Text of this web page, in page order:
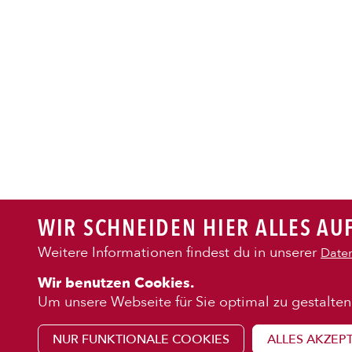
VEGI/
SALATÜber uns
Franchise
WIR SCHNEIDEN HIER ALLES
Weitere Informationen findest du in unserer
Wir benutzen Cookies.
Um unsere Webseite für Sie optimal zu
NUR FUNKTIONALE COOKIES ALLES